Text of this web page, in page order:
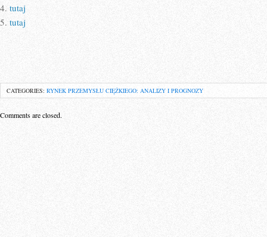
4. tutaj
5. tutaj
CATEGORIES: RYNEK PRZEMYSŁU CIĘŻKIEGO: ANALIZY I PROGNOZY
Comments are closed.